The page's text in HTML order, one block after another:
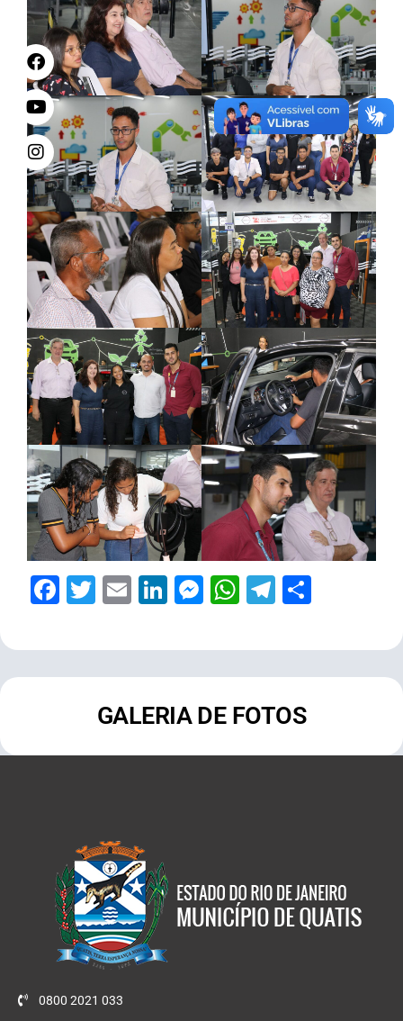
Facebook
Twitter
EmailLinkedIn
Messenger
WhatsApp
Telegram
GALERIA DE FOTOS
0800 2021 033